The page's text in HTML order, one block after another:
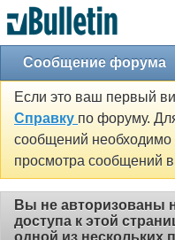
Сообщение форума
Если это ваш первый
Справку по форуму.
сообщений необходимо
просмотра сообщений
Вы не авторизованы
доступа к этой